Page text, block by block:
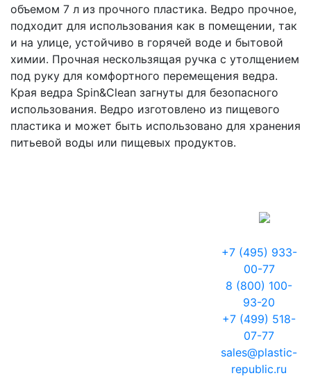
объемом 7 л из прочного пластика. Ведро прочное,
подходит для использования как в помещении, так
и на улице, устойчиво в горячей воде и бытовой
химии. Прочная нескользящая ручка с утолщением
под руку для комфортного перемещения ведра.
Края ведра Spin&Clean загнуты для безопасного
использования. Ведро изготовлено из пищевого
пластика и может быть использовано для хранения
питьевой воды или пищевых продуктов.
+7 (495) 933-
00-77
8 (800) 100-
93-20
+7 (499) 518-
07-77
sales@plastic-
republic.ru